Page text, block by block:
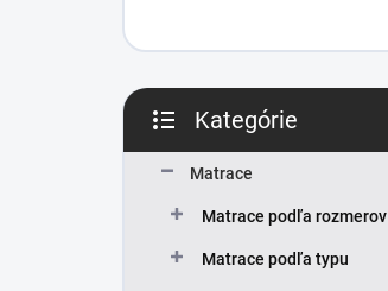
kategórie
Kategórie
Matrace
Matrace podľa rozmerov
Matrace podľa typu